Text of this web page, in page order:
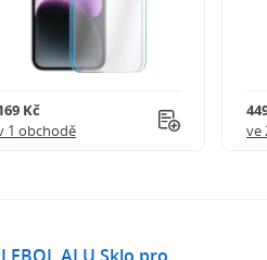
Kč
1 obchodě
ve